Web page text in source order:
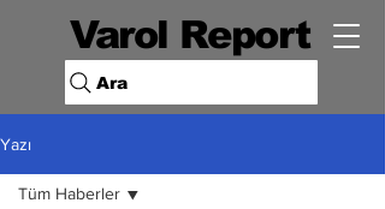
Varol Report
Ara
Yazı
Tüm Haberler